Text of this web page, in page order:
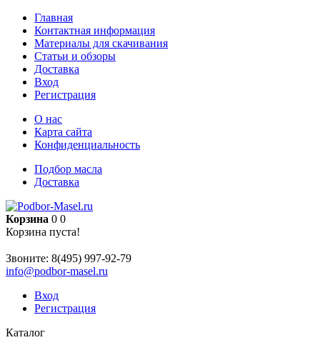
Главная
Контактная информация
Материалы для скачивания
Статьи и обзоры
Доставка
Вход
Регистрация
О нас
Карта сайта
Конфиденциальность
Подбор масла
Доставка
Корзина 0 0
Корзина пуста!
Звоните: 8(495) 997-92-79
info@podbor-masel.ru
Вход
Регистрация
Каталог